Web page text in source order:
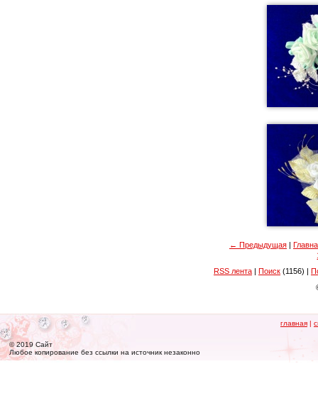
← Предыдущая |
RSS лента | Поиск (1156) |
© 2019 Сайт
Любое копирование без ссылки на источник незаконно
главная |